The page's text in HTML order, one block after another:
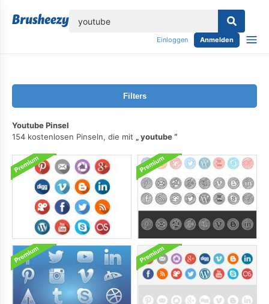
Einloggen Anmelden
Filters
Youtube Pinsel
154 kostenlosen Pinseln, die mit
youtube